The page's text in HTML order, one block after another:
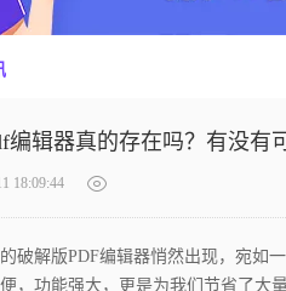
编辑器真的存在吗？有没有
18:09:44
破解版PDF编辑器悄然出现，宛如
，功能强大，更是为我们节省了大